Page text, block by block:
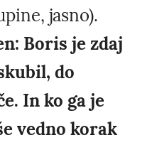
jasno).
Boris je zdaj
do
In ko ga je
vedno korak